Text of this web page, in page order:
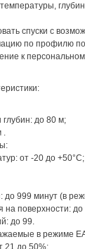
спуски с
по профилю
к
до 80 м;
.
от -20 до +50°С;
до 999 минут (в
на поверхности: до
до 99.
в режиме
21 до 50%;